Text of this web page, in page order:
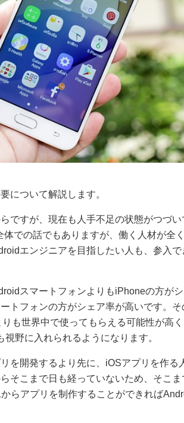
について解説します。
ですが、現在も人手不足の状態がつづ
での話でもありますが、働く人材が全
エンジニアを目指したい人も、参入で
スマートフォンよりもiPhoneの方が
トフォンの方がシェア率が高いです。
も世界中で使ってもらえる可能性が高
野に入れられるようになります。
を開発するより先に、iOSアプリを作る
そこまで日も経っていないため、そこ
らアプリを制作することができれば